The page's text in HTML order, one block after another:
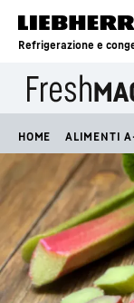
Refrigerazione e
HOME ALIMENTI